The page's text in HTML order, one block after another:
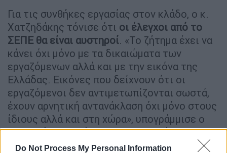
Do Not Process My Personal Information
Για τις συνθήκες εργασίας στον κλάδο, ο κ.
Χατζηδάκης τόνισε ότι οι έλεγχοι από το
ΣΕΠΕ θα είναι αυστηροί. «Το ζήτημα έχει να
κάνει όχι μόνο με τα δικαιώματα των
εργαζόμενων αλλά και με την εικόνα της
Ελλάδας. Εικόνες που δείχνουν ότι οι
εργαζόμενοι δεν αντιμετωπίζονται σωστά,
έχουν αρνητική αντανάκλαση όχι μόνο στους
ίδιους αλλά και στη χώρα», υπογράμμισε ο
υπουργός Εργασίας και Κοινωνικών
Υποθέσεων.